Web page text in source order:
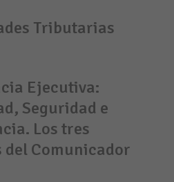
Tributarias
Ejecutiva:
Seguridad e
Los tres
del Comunicador